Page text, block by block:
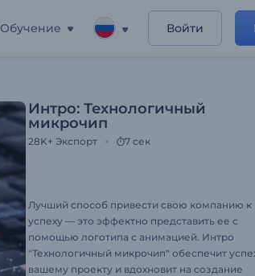
Обучение Войти
Интро: Технологичный
микрочип
28K+ Экспорт 7 сек
Лучший способ привести свою компанию к
успеху — это эффектно представить ее с
помощью логотипа с анимацией. Интро
"Технологичный микрочип" обеспечит
вашему проекту и вдохновит на создание